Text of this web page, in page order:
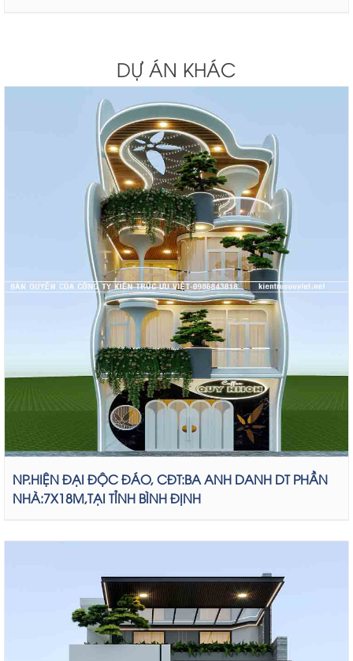
DỰ ÁN KHÁC
NP.HIỆN ĐẠI ĐỘC ĐÁO, CĐT:BA ANH DANH DT PHẦN
NHÀ:7X18M,TẠI TỈNH BÌNH ĐỊNH